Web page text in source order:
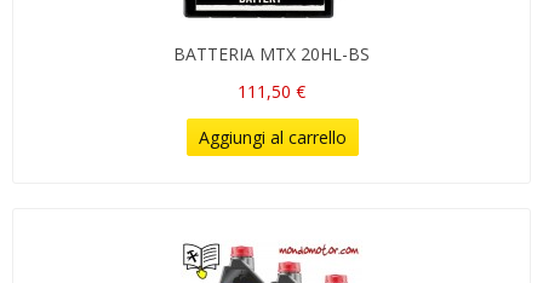
BATTERIA MTX 20HL-BS
111,50 €
Aggiungi al carrello